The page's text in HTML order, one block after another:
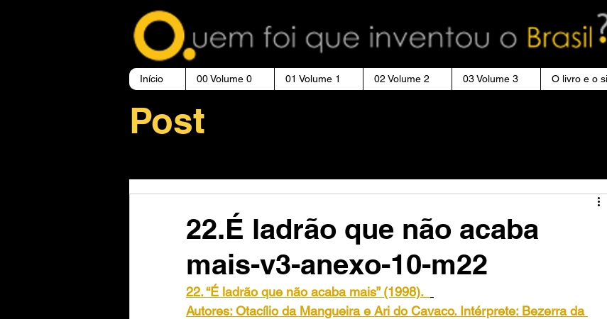
Início 00 Volume 0 01 Volume 1 02 Volume 2 03 Volume 3 O livro e o
Post
22.É ladrão que não acaba
mais-v3-anexo-10-m22
22. “É ladrão que não acaba mais” (1998).
Autores: Otacílio da Mangueira e Ari do Cavaco. Intérprete: Bezerra da